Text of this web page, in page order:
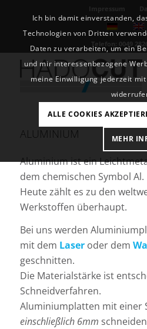
Impressum
Telefon: 0049
ALUMINIUM
Aluminium ist ein
dem chemischen Symbol Al.
Heute zählt es zu den
Werkstoffen überhaupt.
Bei uns werden
mit dem Laseroder dem
geschnitten.
Die Materialstärke ist
Schneidverfahren.
Aluminiumplatten mit einer
einschließlich 6mm
Ich bin damit einverstanden,
Technologien von Dritten
Daten zu verarbeiten, um ein
und mir interessenbezogene
meine Einwilligung jederzeit
ALLE COOKIES
MEHR